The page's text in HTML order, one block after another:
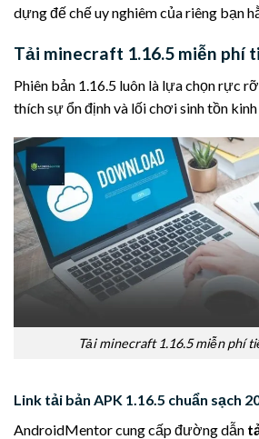
dựng đế chế uy nghiêm của riêng bạn
Tải minecraft 1.16.5 miễn phí
Phiên bản 1.16.5 luôn là lựa chọn rực
thích sự ổn định và lối chơi sinh tồn kinh
Tải minecraft 1.16.5 miễn phí
Link tải bản APK 1.16.5 chuẩn sạch
AndroidMentor cung cấp đường dẫn